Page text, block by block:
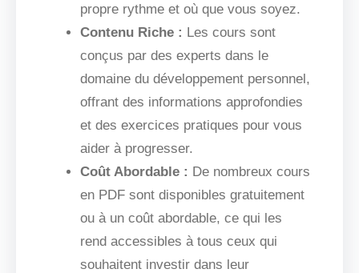
propre rythme et où que vous soyez.
Contenu Riche : Les cours sont
conçus par des experts dans le
domaine du développement personnel,
offrant des informations approfondies
et des exercices pratiques pour vous
aider à progresser.
Coût Abordable : De nombreux cours
en PDF sont disponibles gratuitement
ou à un coût abordable, ce qui les
rend accessibles à tous ceux qui
souhaitent investir dans leur